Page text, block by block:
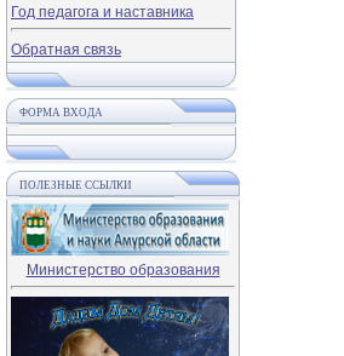
Год педагога и наставника
Обратная связь
ФОРМА ВХОДА
ПОЛЕЗНЫЕ ССЫЛКИ
Министерство образования